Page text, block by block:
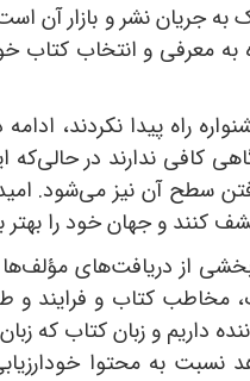
نشر و بازار آن
به معرفی و انتخاب
راه پیدا نکردند، ادامه‌
کافی ندارند در حالی‌که
سطح آن نیز می‌شود.
کنند و جهان خود را بهتر
از دریافت‌های مؤلف‌ها
کتاب و فرایند و
داریم و زبان کتاب که
به محتوا